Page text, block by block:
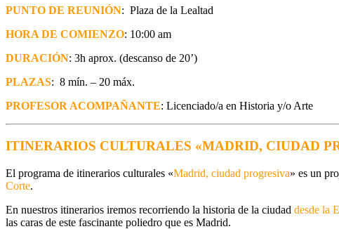
PUNTO DE REUNIÓN: Plaza de la Lealtad
HORA DE COMIENZO: 10:00 am
DURACIÓN: 3h aprox. (descanso de 20’)
PLAZAS: 8 mín. – 20 máx.
PROFESOR ACOMPAÑANTE: Licenciado/a en Historia y/o Arte
ITINERARIOS CULTURALES «MADRID, CIUDAD
El programa de itinerarios culturales «Madrid, ciudad progresiva» es un
Corte.
En nuestros itinerarios iremos recorriendo la historia de la ciudad desde la
las caras de este fascinante poliedro que es Madrid.